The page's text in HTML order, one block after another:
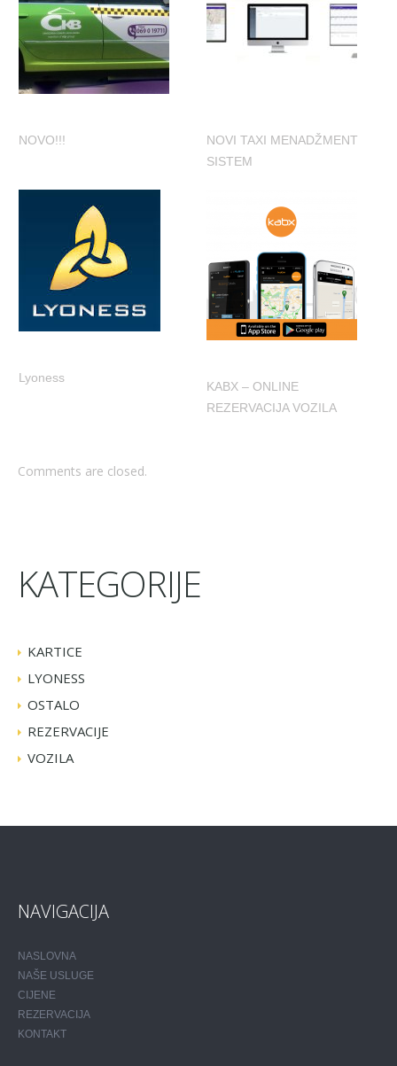
NOVO!!!
NOVI TAXI MENADŽMENT
SISTEM
Lyoness
KABX – ONLINE
REZERVACIJA VOZILA
Comments are closed.
KATEGORIJE
KARTICE
LYONESS
OSTALO
REZERVACIJE
VOZILA
NAVIGACIJA
NASLOVNA
NAŠE USLUGE
CIJENE
REZERVACIJA
KONTAKT